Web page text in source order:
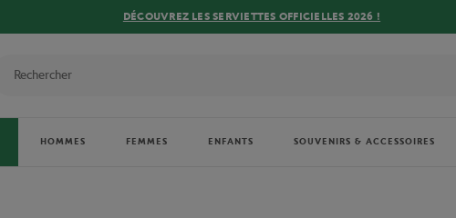
DÉCOUVREZ LES SERVIETTES OFFICIELLES 2026 !
HOMMES FEMMES ENFANTS SOUVENIRS & ACCESSOIRES